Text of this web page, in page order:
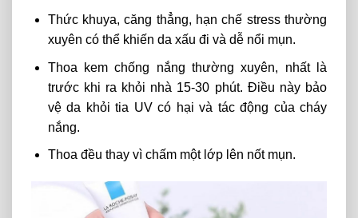
Thức khuya, căng thẳng, hạn chế stress thường
xuyên có thể khiến da xấu đi và dễ nổi mụn.
Thoa kem chống nắng thường xuyên, nhất là
trước khi ra khỏi nhà 15-30 phút. Điều này bảo
vệ da khỏi tia UV có hại và tác động của cháy
nắng.
Thoa đều thay vì chấm một lớp lên nốt mụn.